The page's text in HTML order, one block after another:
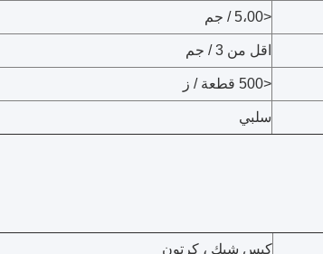
<5،00 / جم
اقل من 3 / جم
<500 قطعة / ز
سلبي
كيس شبك ، كرتون